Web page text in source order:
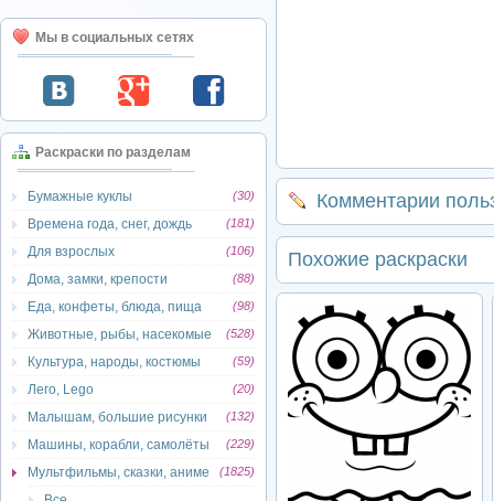
Мы в социальных сетях
Раскраски по разделам
Бумажные куклы (30)
Времена года, снег, дождь (181)
Для взрослых (106)
Дома, замки, крепости (88)
Еда, конфеты, блюда, пища (98)
Животные, рыбы, насекомые (528)
Культура, народы, костюмы (59)
Лего, Lego (20)
Малышам, большие рисунки (132)
Машины, корабли, самолёты (229)
Мультфильмы, сказки, аниме (1825)
Комментарии
Похожие раскраски